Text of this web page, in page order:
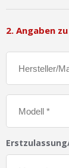
2. Angaben